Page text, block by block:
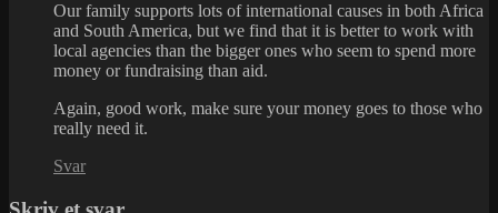
Our family supports lots of international causes in both Africa
and South America, but we find that it is better to work with
local agencies than the bigger ones who seem to spend more
money or fundraising than aid.
Again, good work, make sure your money goes to those who
really need it.
Svar